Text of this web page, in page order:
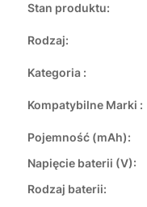
Stan produktu:
Rodzaj:
Kategoria :
Kompatybilne Marki :
Pojemność (mAh):
Napięcie baterii (V):
Rodzaj baterii: